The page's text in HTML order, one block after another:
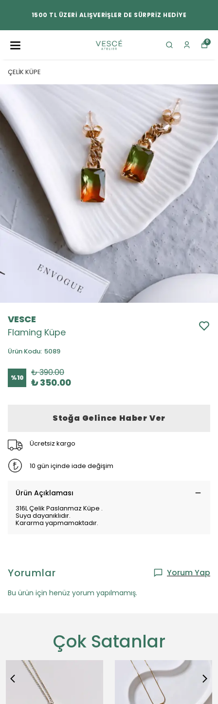
1500 TL ÜZERİ ALIŞVERİŞLER DE SÜRPRİZ HEDİYE
0
ÇELİK KÜPE
VESCE
Flaming Küpe
Ürün Kodu: 5089
%10 ₺ 390.00
₺ 350.00
Stoğa Gelince Haber Ver
Ücretsiz kargo
10 gün içinde iade değişim
Ürün Açıklaması
316L Çelik Paslanmaz Küpe .
Suya dayanıklıdır.
Kararma yapmamaktadır.
Yorumlar Yorum Yap
Bu ürün için henüz yorum yapılmamış.
Çok Satanlar